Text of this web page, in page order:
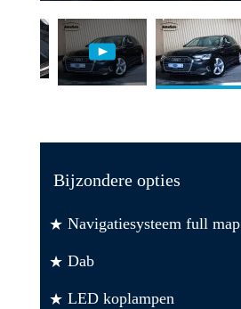
Bijzondere opties
Navigatiesysteem full map
Dab
LED koplampen